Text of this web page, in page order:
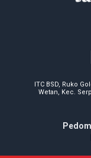
ITC BSD, Ruko
Wetan, Kec.